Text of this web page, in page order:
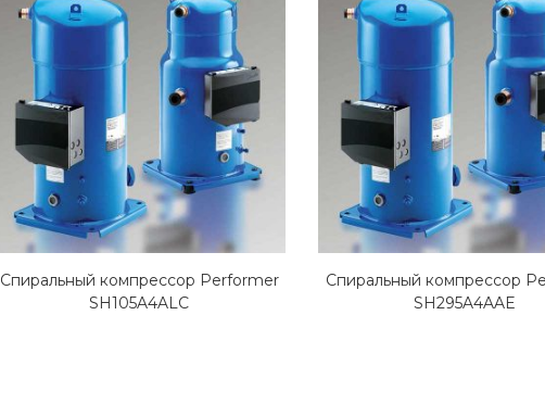
Спиральный компрессор Performer
SH105A4ALC
Спиральный компрессор
SH295A4AAE